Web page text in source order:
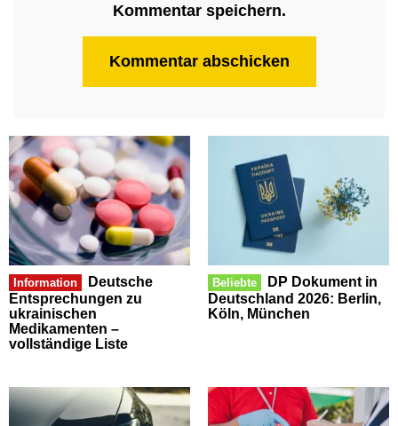
Kommentar speichern.
Information
Deutsche
Entsprechungen zu
ukrainischen
Medikamenten –
vollständige Liste
Beliebte
DP Dokument in
Deutschland 2026: Berlin,
Köln, München